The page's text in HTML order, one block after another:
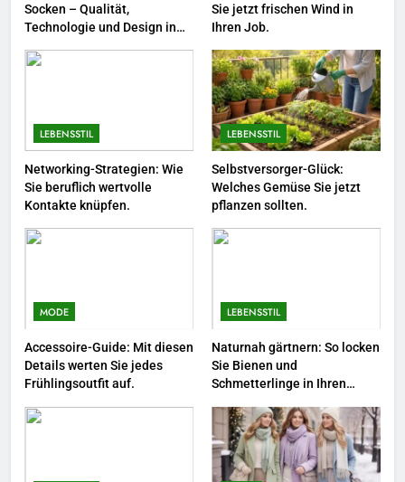
8
Farbenpracht statt Wintergrau:
So kombinieren Sie Pastelltöne
in diesem Jahr.
1
Polnischer Hersteller von
Socken – Qualität, Technologie
und Design in einem
jetzt frischen Wind in Ihren Job.
3
Networking-Strategien: Wie Sie
beruflich wertvolle Kontakte
knüpfen.
LEBENSSTIL
Socken – Qualität,
Technologie und Design in
Sie jetzt frischen Wind in
Ihren Job.
LEBENSSTIL
Networking-Strategien: Wie
Sie beruflich wertvolle
Kontakte knüpfen.
LEBENSSTIL
Selbstversorger-Glück:
Welches Gemüse Sie jetzt
pflanzen sollten.
MODE
Accessoire-Guide: Mit diesen
Details werten Sie jedes
Frühlingsoutfit auf.
LEBENSSTIL
Naturnah gärtnern: So locken
Sie Bienen und
Schmetterlinge in Ihren